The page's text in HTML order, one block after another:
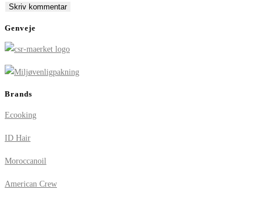
comment
comment
(optional)
Genveje
Brands
Ecooking
ID Hair
Moroccanoil
American Crew